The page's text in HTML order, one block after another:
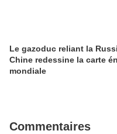
Le gazoduc reliant la
Chine redessine la carte
mondiale
Commentaires